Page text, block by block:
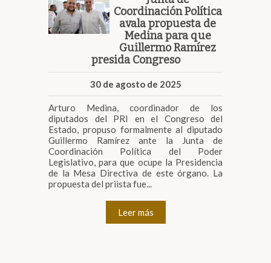
Coordinación Política
avala propuesta de
Medina para que
Guillermo Ramírez
presida Congreso
30 de agosto de 2025
Arturo Medina, coordinador de los
diputados del PRI en el Congreso del
Estado, propuso formalmente al diputado
Guillermo Ramírez ante la Junta de
Coordinación Política del Poder
Legislativo, para que ocupe la Presidencia
de la Mesa Directiva de este órgano. La
propuesta del priista fue...
Leer más